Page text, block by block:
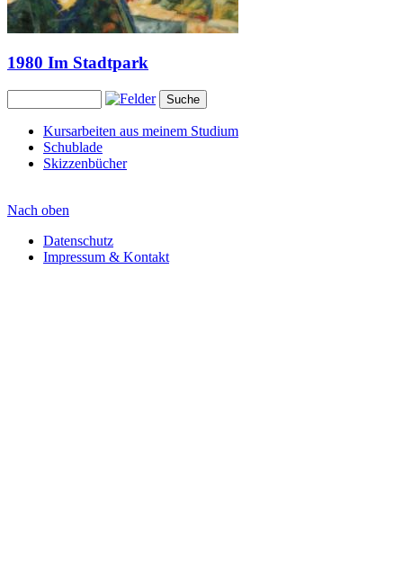
1980 Im Stadtpark
Kursarbeiten aus meinem Studium
Schublade
Skizzenbücher
Nach oben
Datenschutz
Impressum & Kontakt